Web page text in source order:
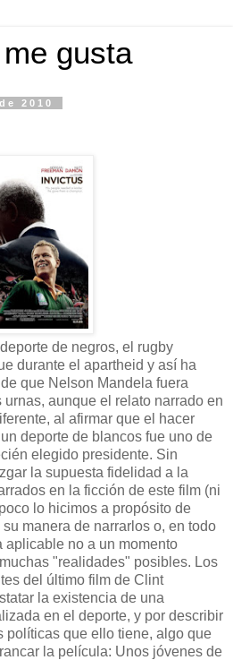
gusta
2010
de negros, el rugby
durante el apartheid y así ha
que Nelson Mandela fuera
aunque el relato narrado en
al afirmar que el hacer
deporte de blancos fue uno de
elegido presidente. Sin
la supuesta fidelidad a la
en la ficción de este film (ni
lo hicimos a propósito de
su manera de narrarlos o, en todo
aplicable no a un momento
"realidades" posibles. Los
del último film de Clint
la existencia de una
en el deporte, y por describir
políticas que ello tiene, algo que
la película: Unos jóvenes de